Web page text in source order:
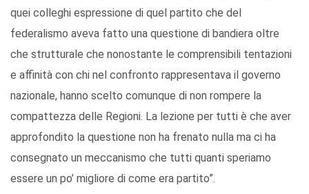
quei colleghi espressione di quel partito che del
federalismo aveva fatto una questione di bandiera oltre
che strutturale che nonostante le comprensibili tentazioni
e affinità con chi nel confronto rappresentava il governo
nazionale, hanno scelto comunque di non rompere la
compattezza delle Regioni. La lezione per tutti è che aver
approfondito la questione non ha frenato nulla ma ci ha
consegnato un meccanismo che tutti quanti speriamo
essere un po’ migliore di come era partito”.